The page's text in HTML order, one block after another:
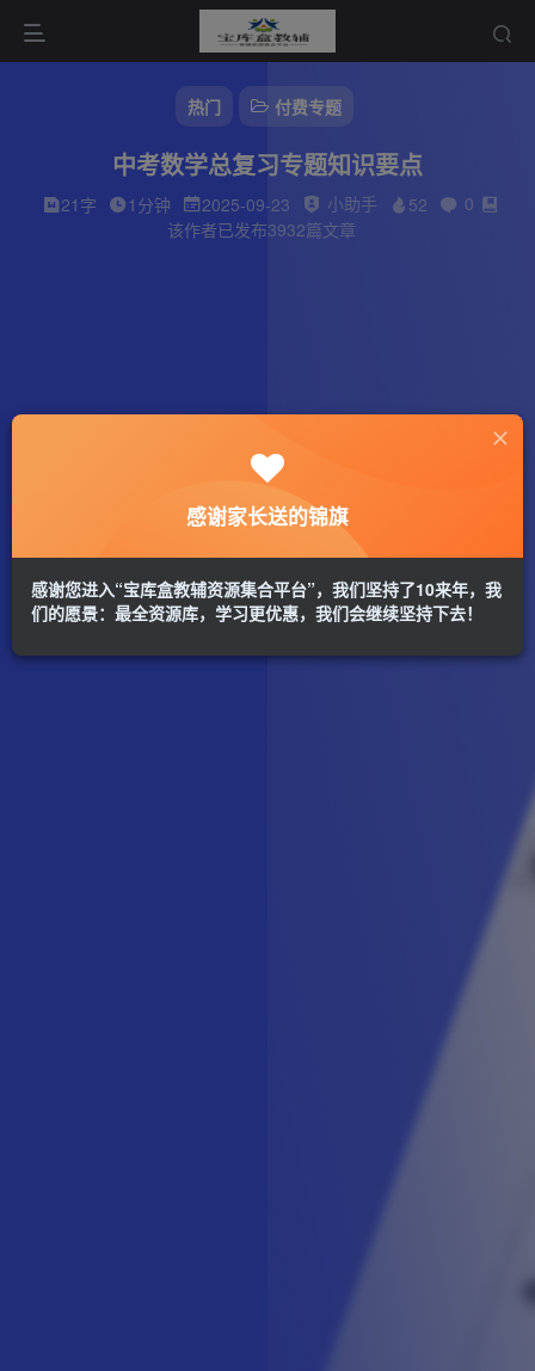
热门 付费专题
中考数学总复习专题知识要点
21字 1分钟 2025-09-23 小助手 52
0
该作者已发布3932篇文章
感谢家长送的锦旗
感谢您进入“宝库盒教辅资源集合平台”，我们坚持了10来年，我
们的愿景：最全资源库，学习更优惠，我们会继续坚持下去！